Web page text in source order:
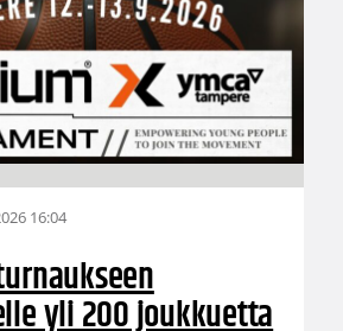
16:04
yli 200 joukkuetta